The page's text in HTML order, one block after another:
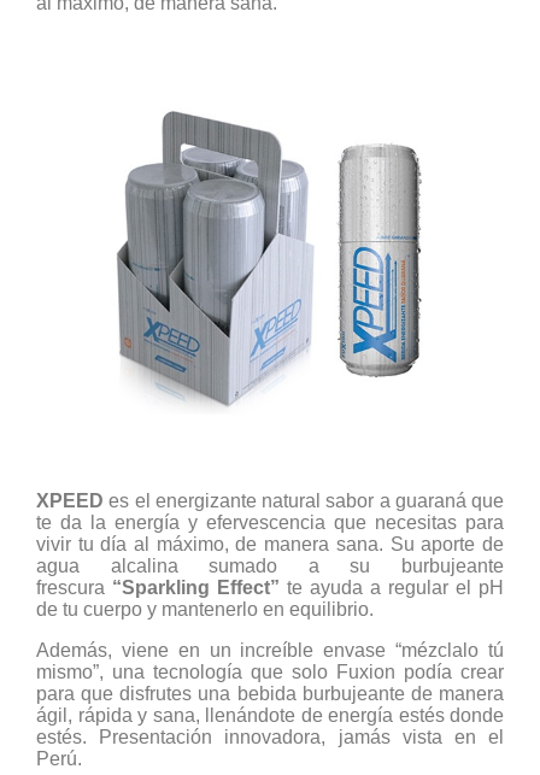
XPEED es el energizante natural sabor a guaraná que
te da la energía y efervescencia que necesitas para
vivir tu día al máximo, de manera sana. Su aporte de
agua alcalina sumado a su burbujeante
frescura “Sparkling Effect” te ayuda a regular el pH
de tu cuerpo y mantenerlo en equilibrio.
Además, viene en un increíble envase “mézclalo tú
mismo”, una tecnología que solo Fuxion podía crear
para que disfrutes una bebida burbujeante de manera
ágil, rápida y sana, llenándote de energía estés donde
estés. Presentación innovadora, jamás vista en el
Perú.